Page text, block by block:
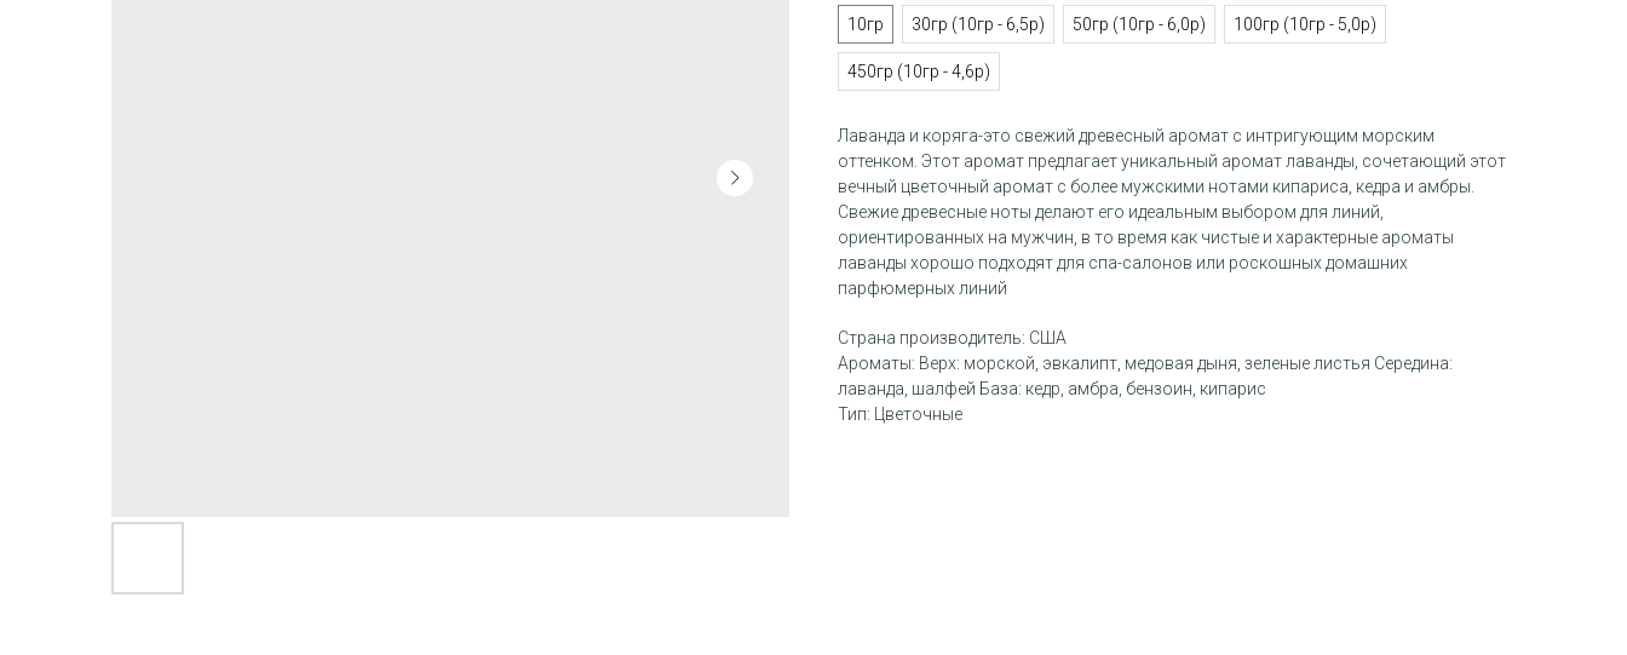
10гр
30гр (10гр - 6,5р) 50гр (10гр - 6,0р) 100гр (10гр - 5,0р)
450гр (10гр - 4,6р)
Лаванда и коряга-это свежий древесный аромат с интригующим морским
оттенком. Этот аромат предлагает уникальный аромат лаванды, сочетающий этот
вечный цветочный аромат с более мужскими нотами кипариса, кедра и амбры.
Свежие древесные ноты делают его идеальным выбором для линий,
ориентированных на мужчин, в то время как чистые и характерные ароматы
лаванды хорошо подходят для спа-салонов или роскошных домашних
парфюмерных линий
Страна производитель: США
Ароматы: Верх: морской, эвкалипт, медовая дыня, зеленые листья Середина:
лаванда, шалфей База: кедр, амбра, бензоин, кипарис
Тип: Цветочные